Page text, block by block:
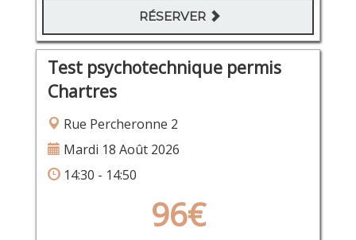
RÉSERVER
Test psychotechnique permis
Chartres
Rue Percheronne 2
Mardi 18 Août 2026
14:30 - 14:50
96€